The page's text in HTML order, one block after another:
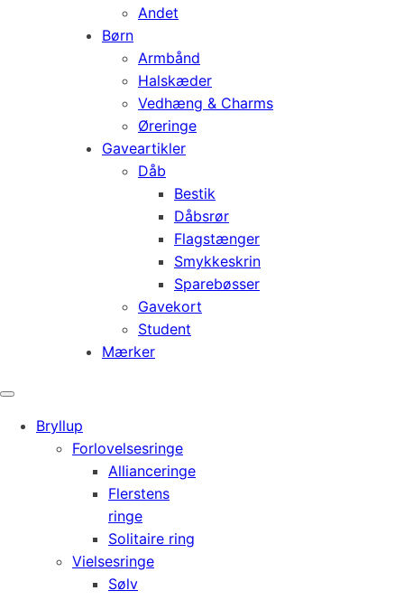
Andet
Børn
Armbånd
Halskæder
Vedhæng & Charms
Øreringe
Gaveartikler
Dåb
Bestik
Dåbsrør
Flagstænger
Smykkeskrin
Sparebøsser
Gavekort
Student
Mærker
Bryllup
Forlovelsesringe
Allianceringe
Flerstens
ringe
Solitaire ring
Vielsesringe
Sølv